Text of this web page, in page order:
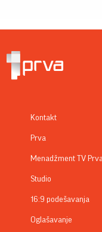
Kontakt
Prva
Menadžment TV
Studio
16:9 podešavanja
Oglašavanje